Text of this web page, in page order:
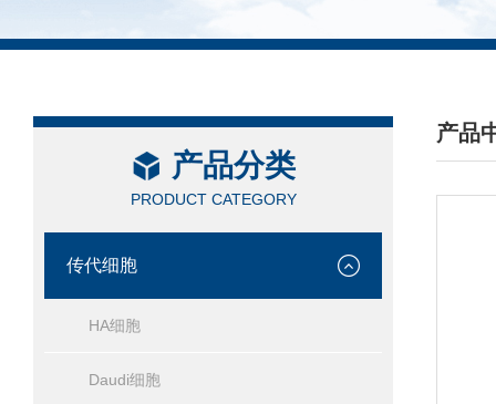
产品分类
PRODUCT CATEGORY
传代细胞
HA细胞
Daudi细胞
产品
/